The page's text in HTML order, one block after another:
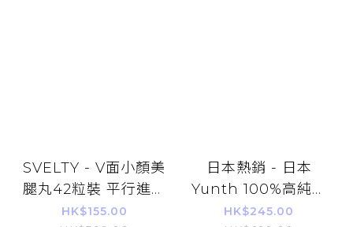
SVELTY - V面小顏美
腿丸42粒裝 平行進口
減肥瘦臉 纖體 瘦腿 排
HK$155.00
日本熱銷 - 日本
Yunth 100%高純度
生維他命C 美白精華
HK$245.00